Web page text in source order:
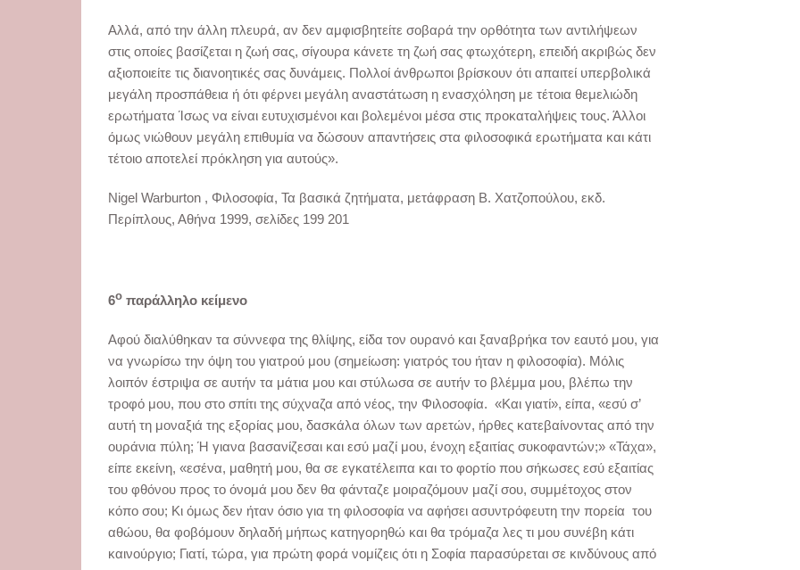
Αλλά, από την άλλη πλευρά, αν δεν αμφισβητείτε σοβαρά την ορθότητα των αντιλήψεων
στις οποίες βασίζεται η ζωή σας, σίγουρα κάνετε τη ζωή σας φτωχότερη, επειδή ακριβώς δεν
αξιοποιείτε τις διανοητικές σας δυνάμεις. Πολλοί άνθρωποι βρίσκουν ότι απαιτεί υπερβολικά
μεγάλη προσπάθεια ή ότι φέρνει μεγάλη αναστάτωση η ενασχόληση με τέτοια θεμελιώδη
ερωτήματα Ίσως να είναι ευτυχισμένοι και βολεμένοι μέσα στις προκαταλήψεις τους. Άλλοι
όμως νιώθουν μεγάλη επιθυμία να δώσουν απαντήσεις στα φιλοσοφικά ερωτήματα και κάτι
τέτοιο αποτελεί πρόκληση για αυτούς».
Nigel Warburton , Φιλοσοφία, Τα βασικά ζητήματα, μετάφραση Β. Χατζοπούλου, εκδ.
Περίπλους, Αθήνα 1999, σελίδες 199 201
6ο παράλληλο κείμενο
Αφού διαλύθηκαν τα σύννεφα της θλίψης, είδα τον ουρανό και ξαναβρήκα τον εαυτό μου, για
να γνωρίσω την όψη του γιατρού μου (σημείωση: γιατρός του ήταν η φιλοσοφία). Μόλις
λοιπόν έστριψα σε αυτήν τα μάτια μου και στύλωσα σε αυτήν το βλέμμα μου, βλέπω την
τροφό μου, που στο σπίτι της σύχναζα από νέος, την Φιλοσοφία. «Και γιατί», είπα, «εσύ σ’
αυτή τη μοναξιά της εξορίας μου, δασκάλα όλων των αρετών, ήρθες κατεβαίνοντας από την
ουράνια πύλη; Ή γιανα βασανίζεσαι και εσύ μαζί μου, ένοχη εξαιτίας συκοφαντών;» «Τάχα»,
είπε εκείνη, «εσένα, μαθητή μου, θα σε εγκατέλειπα και το φορτίο που σήκωσες εσύ εξαιτίας
του φθόνου προς το όνομά μου δεν θα φάνταζε μοιραζόμουν μαζί σου, συμμέτοχος στον
κόπο σου; Κι όμως δεν ήταν όσιο για τη φιλοσοφία να αφήσει ασυντρόφευτη την πορεία του
αθώου, θα φοβόμουν δηλαδή μήπως κατηγορηθώ και θα τρόμαζα λες τι μου συνέβη κάτι
καινούργιο; Γιατί, τώρα, για πρώτη φορά νομίζεις ότι η Σοφία παρασύρεται σε κινδύνους από